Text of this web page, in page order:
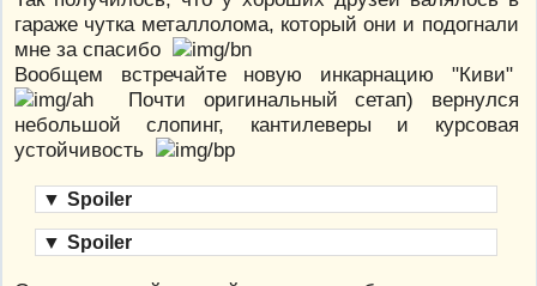
гараже чутка металлолома, который они и подогнали
мне за спасибо
Вообщем встречайте новую инкарнацию "Киви"
Почти оригинальный сетап) вернулся
небольшой слопинг, кантилеверы и курсовая
устойчивость
▼ Spoiler
▼ Spoiler